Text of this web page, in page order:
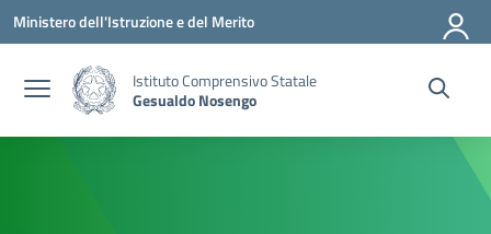
Vai ai contenuti
Vai al menu di navigazione
Vai al footer
Ministero dell'Istruzione e del Merito
Istituto Comprensivo Statale
Gesualdo Nosengo